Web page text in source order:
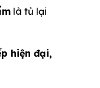
là tủ lại
hiện đại,